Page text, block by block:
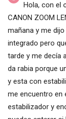
Hola, con el
CANON ZOOM
mañana y me
integrado pero
tarde y me decía
da rabia porque
y esta con
me encuentro en
estabilizador y